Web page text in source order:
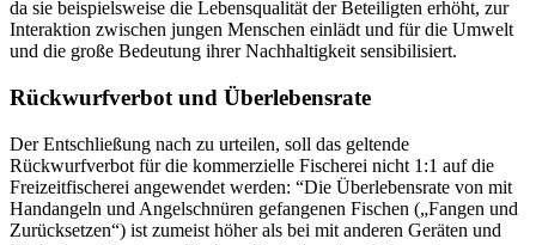
da sie beispielsweise die Lebensqualität der Beteiligten erhöht, zur
Interaktion zwischen jungen Menschen einlädt und für die Umwelt
und die große Bedeutung ihrer Nachhaltigkeit sensibilisiert.
Rückwurfverbot und Überlebensrate
Der Entschließung nach zu urteilen, soll das geltende
Rückwurfverbot für die kommerzielle Fischerei nicht 1:1 auf die
Freizeitfischerei angewendet werden: “Die Überlebensrate von mit
Handangeln und Angelschnüren gefangenen Fischen („Fangen und
Zurücksetzen“) ist zumeist höher als bei mit anderen Geräten und